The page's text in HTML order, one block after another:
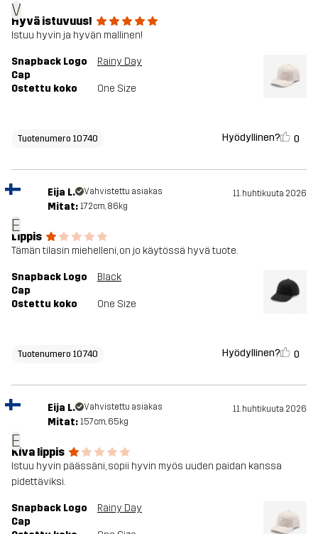
V
Hyvä istuvuus!
Istuu hyvin ja hyvän mallinen!
Snapback Logo
Cap
Rainy Day
Ostettu koko One Size
Tuotenumero 10740 Hyödyllinen? 0
E
Eija L. Vahvistettu asiakas 11. huhtikuuta 2026
Mitat: 172cm, 86kg
Lippis
Tämän tilasin miehelleni, on jo käytössä hyvä tuote.
Snapback Logo
Cap
Black
Ostettu koko One Size
Tuotenumero 10740 Hyödyllinen? 0
E
Eija L. Vahvistettu asiakas 11. huhtikuuta 2026
Mitat: 157cm, 65kg
Kiva lippis
Istuu hyvin päässäni, sopii hyvin myös uuden paidan kanssa
pidettäviksi.
Snapback Logo
Cap
Rainy Day